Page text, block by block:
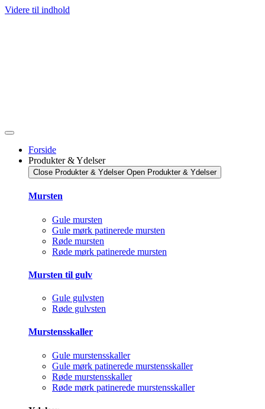
Videre til indhold
Forside
Produkter & Ydelser
Close Produkter & Ydelser Open Produkter & Ydelser
Mursten
Gule mursten
Gule mørk patinerede mursten
Røde mursten
Røde mørk patinerede mursten
Mursten til gulv
Gule gulvsten
Røde gulvsten
Murstensskaller
Gule murstensskaller
Gule mørk patinerede murstensskaller
Røde murstensskaller
Røde mørk patinerede murstensskaller